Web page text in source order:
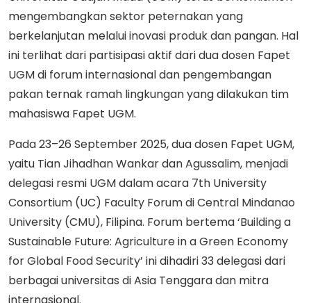
mengembangkan sektor peternakan yang
berkelanjutan melalui inovasi produk dan pangan. Hal
ini terlihat dari partisipasi aktif dari dua dosen Fapet
UGM di forum internasional dan pengembangan
pakan ternak ramah lingkungan yang dilakukan tim
mahasiswa Fapet UGM.
Pada 23–26 September 2025, dua dosen Fapet UGM,
yaitu Tian Jihadhan Wankar dan Agussalim, menjadi
delegasi resmi UGM dalam acara 7th University
Consortium (UC) Faculty Forum di Central Mindanao
University (CMU), Filipina. Forum bertema ‘Building a
Sustainable Future: Agriculture in a Green Economy
for Global Food Security’ ini dihadiri 33 delegasi dari
berbagai universitas di Asia Tenggara dan mitra